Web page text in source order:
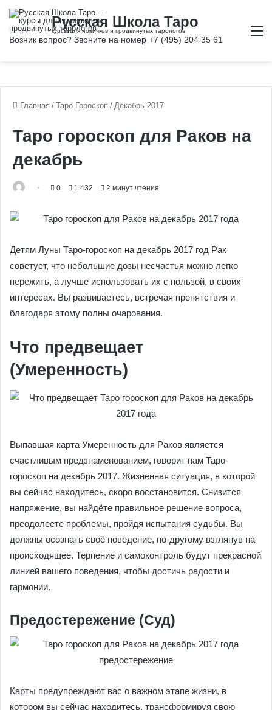
Главная / Таро Гороскоп / Декабрь 2017
Таро гороскоп для Раков на
декабрь
0 1 432 2 минут чтения
Детям Луны Таро-гороскоп на декабрь 2017 год Рак
советует, что небольшие дозы несчастья можно легко
пережить, а лучше использовать их с пользой, в своих
интересах. Вы развиваетесь, встречая препятствия и
благодаря этому полны очарования.
Что предвещает
(Умеренность)
Выпавшая карта Умеренность для Раков является
счастливым предзнаменованием, говорит нам Таро-
гороскоп на декабрь 2017. Жизненная ситуация, в которой
вы сейчас находитесь, скоро восстановится. Снизится
напряжение, вы найдёте правильное решение вопроса,
преодолеете проблемы, пройдя испытания судьбы. Вы
должны осознать своё поведение, по-другому взглянув на
происходящее. Терпение и самоконтроль будут прекрасной
линией вашего поведения, чтобы достичь радости и
гармонии.
Предостережение (Суд)
Карты предупреждают вас о важном этапе жизни, в
котором вы сейчас находитесь, трансформируя свою